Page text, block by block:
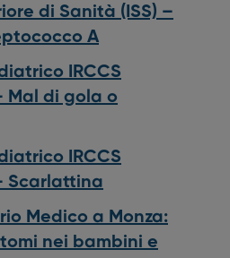
di Sanità (ISS) –
A
IRCCS
Mal di gola o
IRCCS
Scarlattina
Medico a Monza:
nei bambini e